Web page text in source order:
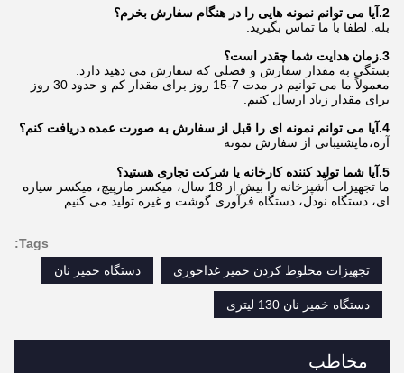
مخاطب
2. آیا می توانم نمونه هایی را در هنگام سفارش بخرم؟
بله. لطفا با ما تماس بگیرید.
3. زمان هدایت شما چقدر است؟
بستگی به مقدار سفارش و فصلی که سفارش می دهید دارد.
معمولاً ما می توانیم در مدت 7-15 روز برای مقدار کم و حدود 30 روز
برای مقدار زیاد ارسال کنیم.
4. آیا می توانم نمونه ای را قبل از سفارش به صورت عمده دریافت کنم؟
آره،ماپشتیبانی از سفارش نمونه
5. آیا شما تولید کننده کارخانه یا شرکت تجاری هستید؟
ما تجهیزات آشپزخانه را بیش از 18 سال، میکسر مارپیچ، میکسر سیاره
ای، دستگاه نودل، دستگاه فرآوری گوشت و غیره تولید می کنیم.
Tags:
تجهیزات مخلوط کردن خمیر غذاخوری
دستگاه خمیر نان
دستگاه خمیر نان 130 لیتری